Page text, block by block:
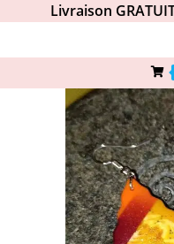
Livraison